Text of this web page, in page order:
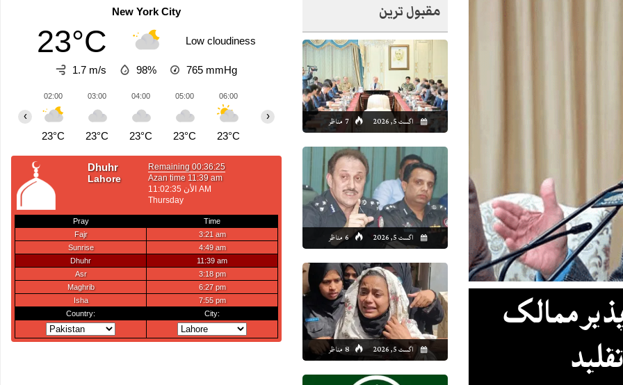
مقبول ترین
اگست 5, 2026 7 مناظر
اگست 5, 2026 6 مناظر
اگست 5, 2026 8 مناظر
ممالک
New York City
23°C Low cloudiness
1.7 m/s 98% 765 mmHg
02:00
23°C
03:00
23°C
04:00
23°C
05:00
23°C
06:00
23°C
08:00
25°C
09:00
26°C
10:00
27°C
11:00
29°C
‹ ›